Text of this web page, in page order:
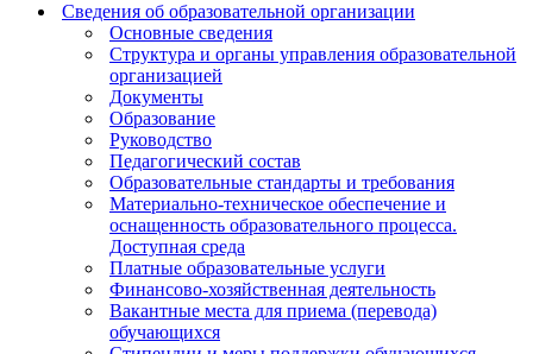
Сведения об образовательной организации
Основные сведения
Структура и органы управления образовательной
организацией
Документы
Образование
Руководство
Педагогический состав
Образовательные стандарты и требования
Материально-техническое обеспечение и
оснащенность образовательного процесса.
Доступная среда
Платные образовательные услуги
Финансово-хозяйственная деятельность
Вакантные места для приема (перевода)
обучающихся